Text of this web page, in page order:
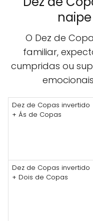
O Dez de
familiar,
cumpridas ou
Dez de Copas invertido
+ Ás de Copas
Dez de Copas invertido
+ Dois de Copas